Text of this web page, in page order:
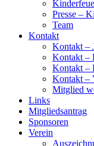
Presse –
Team
Kontakt
Kontakt –
Kontakt –
Kontakt –
Kontakt –
Mitglied
Links
Mitgliedsantrag
Sponsoren
Verein